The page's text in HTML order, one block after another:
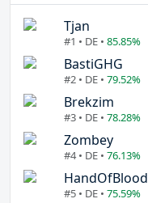
Tjan
#1 • DE • 85.85%
BastiGHG
#2 • DE • 79.52%
Brekzim
#3 • DE • 78.28%
Zombey
#4 • DE • 76.13%
HandOfBlood
#5 • DE • 75.59%